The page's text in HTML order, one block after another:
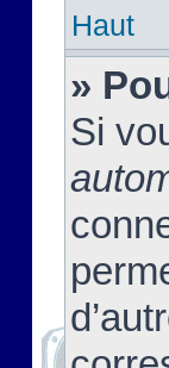
Haut
»
Si